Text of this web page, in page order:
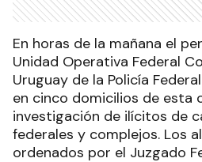
En horas de la mañana el
Unidad Operativa Federal
Uruguay de la Policía
en cinco domicilios de esta
investigación de ilícitos de
federales y complejos. Los
ordenados por el Juzgado